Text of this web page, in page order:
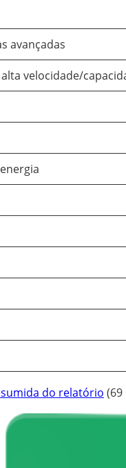
avançadas
velocidade/
do relatório